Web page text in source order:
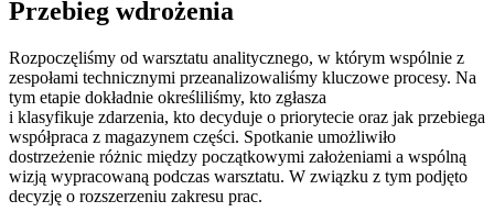
Przebieg wdrożenia
Rozpoczęliśmy od warsztatu analitycznego, w którym wspólnie z
zespołami technicznymi przeanalizowaliśmy kluczowe procesy. Na
tym etapie dokładnie określiliśmy, kto zgłasza
i klasyfikuje zdarzenia, kto decyduje o priorytecie oraz jak przebiega
współpraca z magazynem części. Spotkanie umożliwiło
dostrzeżenie różnic między początkowymi założeniami a wspólną
wizją wypracowaną podczas warsztatu. W związku z tym podjęto
decyzję o rozszerzeniu zakresu prac.